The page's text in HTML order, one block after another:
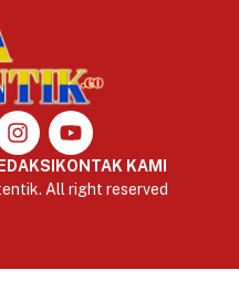
KONTAK KAMI
All right reserved